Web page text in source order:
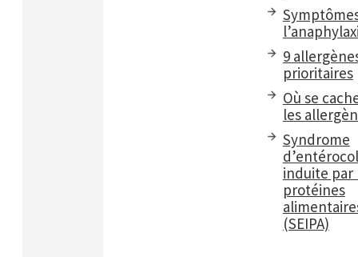
9
prioritaires
Où se
les
Syndrome
induite par
protéines
(SEIPA)